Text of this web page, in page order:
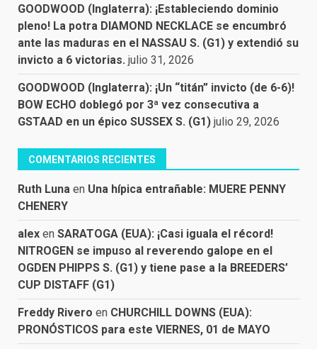
GOODWOOD (Inglaterra): ¡Estableciendo dominio
pleno! La potra DIAMOND NECKLACE se encumbró
ante las maduras en el NASSAU S. (G1) y extendió su
invicto a 6 victorias. julio 31, 2026
GOODWOOD (Inglaterra): ¡Un “titán” invicto (de 6-6)!
BOW ECHO doblegó por 3ª vez consecutiva a
GSTAAD en un épico SUSSEX S. (G1) julio 29, 2026
COMENTARIOS RECIENTES
Ruth Luna en Una hípica entrañable: MUERE PENNY
CHENERY
alex en SARATOGA (EUA): ¡Casi iguala el récord!
NITROGEN se impuso al reverendo galope en el
OGDEN PHIPPS S. (G1) y tiene pase a la BREEDERS’
CUP DISTAFF (G1)
Freddy Rivero en CHURCHILL DOWNS (EUA):
PRONÓSTICOS para este VIERNES, 01 de MAYO